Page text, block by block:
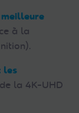
à la
les
la 4K-UHD